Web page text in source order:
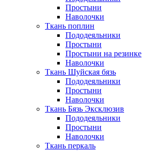
Простыни
Наволочки
Ткань поплин
Пододеяльники
Простыни
Простыни на резинке
Наволочки
Ткань Шуйская бязь
Пододеяльники
Простыни
Наволочки
Ткань Бязь Эксклюзив
Пододеяльники
Простыни
Наволочки
Ткань перкаль